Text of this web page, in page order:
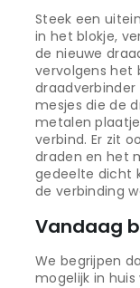
Steek een
in het blokje,
de nieuwe
vervolgens het
mesjes die de
metalen
verbind. Er zit
draden en het
gedeelte dicht
de verbinding
Vandaag
We begrijpen
mogelijk in